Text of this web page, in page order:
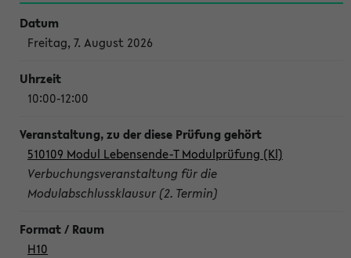
Freitag, 7. August 2026
10:00-12:00
510109 Modul Lebensende-T Modulprüfung (Kl)
Verbuchungsveranstaltung für die
Modulabschlussklausur (2. Termin)
H10